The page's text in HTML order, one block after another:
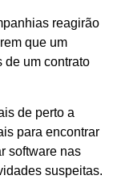
reagirão
que um
de um contrato
de perto a
para encontrar
software nas
suspeitas.